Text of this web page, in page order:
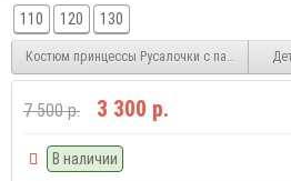
110 120 130
Костюм принцессы Русалочки с париком
7 500 р. 3 300 р.
В наличии